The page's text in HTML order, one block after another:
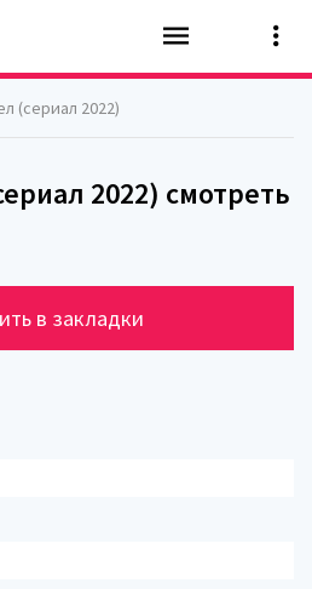
(сериал 2022)
2022) смотреть
в закладки